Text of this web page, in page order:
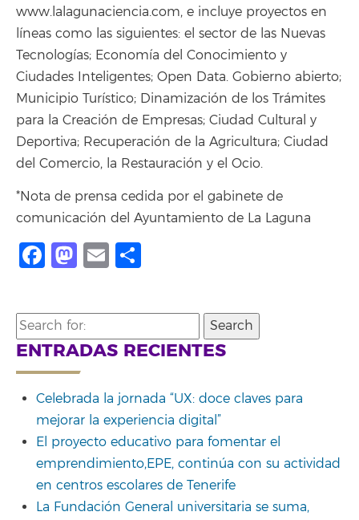
www.lalagunaciencia.com, e incluye proyectos en
líneas como las siguientes: el sector de las Nuevas
Tecnologías; Economía del Conocimiento y
Ciudades Inteligentes; Open Data. Gobierno abierto;
Municipio Turístico; Dinamización de los Trámites
para la Creación de Empresas; Ciudad Cultural y
Deportiva; Recuperación de la Agricultura; Ciudad
del Comercio, la Restauración y el Ocio.
*Nota de prensa cedida por el gabinete de
comunicación del Ayuntamiento de La Laguna
Facebook
Mastodon
Email
Search
for:
ENTRADAS RECIENTES
Celebrada la jornada “UX: doce claves para
mejorar la experiencia digital”
El proyecto educativo para fomentar el
emprendimiento,EPE, continúa con su actividad
en centros escolares de Tenerife
La Fundación General universitaria se suma,